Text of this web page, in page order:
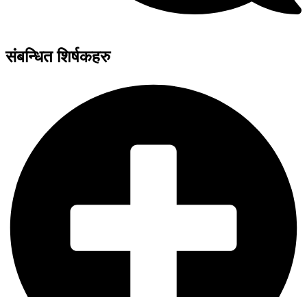
संबन्धित शिर्षकहरु